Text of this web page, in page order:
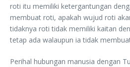
roti itu memiliki ketergantungan
membuat roti, apakah wujud roti
tidaknya roti tidak memiliki kaitan
tetap ada walaupun ia tidak
Perihal hubungan manusia dengan